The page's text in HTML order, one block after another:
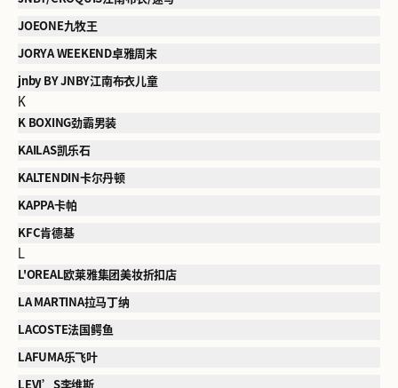
JOEONE九牧王
JORYA WEEKEND卓雅周末
jnby BY JNBY江南布衣儿童
K
K BOXING劲霸男装
KAILAS凯乐石
KALTENDIN卡尔丹顿
KAPPA卡帕
KFC肯德基
L
L'OREAL欧莱雅集团美妆折扣店
LA MARTINA拉马丁纳
LACOSTE法国鳄鱼
LAFUMA乐飞叶
LEVI’S李维斯